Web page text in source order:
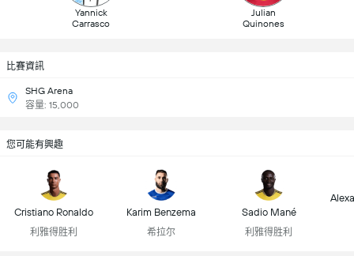
Yannick
Carrasco
Julian
Quinones
比賽資訊
SHG Arena
容量: 15,000
您可能有興趣
Cristiano Ronaldo
利雅得胜利
Karim Benzema
希拉尔
Sadio Mané
利雅得胜利